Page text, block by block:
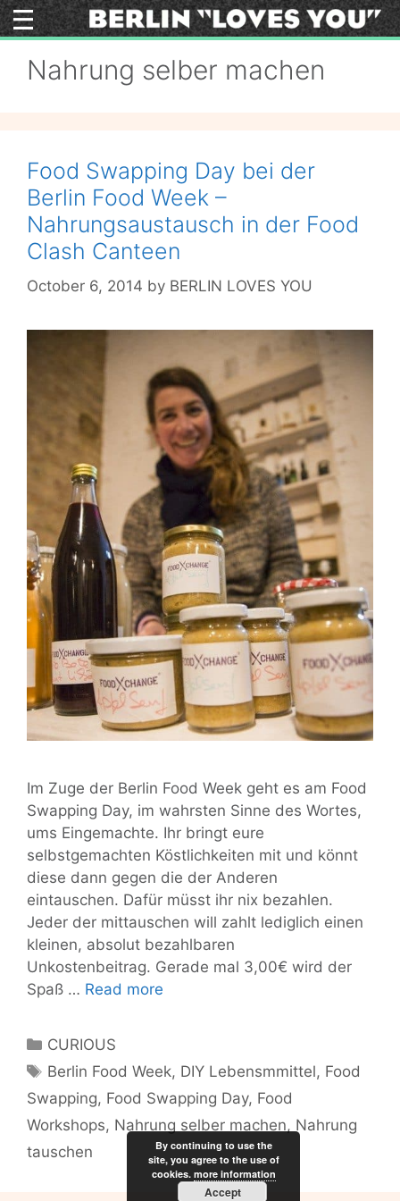
Skip
to
Nahrung selber machen
Food Swapping Day bei der
Berlin Food Week –
Nahrungsaustausch in der Food
Clash Canteen
October 6, 2014 by BERLIN LOVES YOU
Im Zuge der Berlin Food Week geht es am Food
Swapping Day, im wahrsten Sinne des Wortes,
ums Eingemachte. Ihr bringt eure
selbstgemachten Köstlichkeiten mit und könnt
diese dann gegen die der Anderen
eintauschen. Dafür müsst ihr nix bezahlen.
Jeder der mittauschen will zahlt lediglich einen
kleinen, absolut bezahlbaren
Unkostenbeitrag. Gerade mal 3,00€ wird der
Spaß … Read more
der
Berlin
Food
Week
–
Nahrungsaustausch
Categories
CURIOUS
Tags
Berlin Food Week, DIY Lebensmmittel, Food
Swapping, Food Swapping Day, Food
Workshops, Nahrung selber machen, Nahrung
tauschen
By continuing to use the
site, you agree to the use of
cookies. more information
Accept